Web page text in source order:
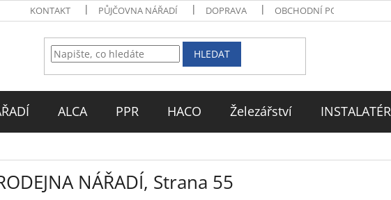
KONTAKT PŮJČOVNA NÁŘADÍ DOPRAVA OBCHODNÍ PODMÍNKY
HLEDAT
ALCA PPR HACO Železářství
NÁŘADÍ, Strana 55